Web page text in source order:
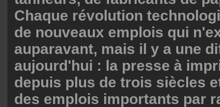
Chaque révolution
de nouveaux emplois qui
auparavant, mais il y a une
aujourd'hui : la presse à
depuis plus de trois siècles
des emplois importants par